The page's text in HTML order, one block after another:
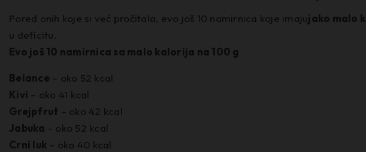
Pored onih koje si već pročitala, evo još 10 namirnica koje imajujako malo
u deficitu.
Evo još 10 namirnica sa malo kalorija na 100 g
Belance – oko 52 kcal
Kivi – oko 41 kcal
Grejpfrut – oko 42 kcal
Jabuka – oko 52 kcal
Crni luk – oko 40 kcal